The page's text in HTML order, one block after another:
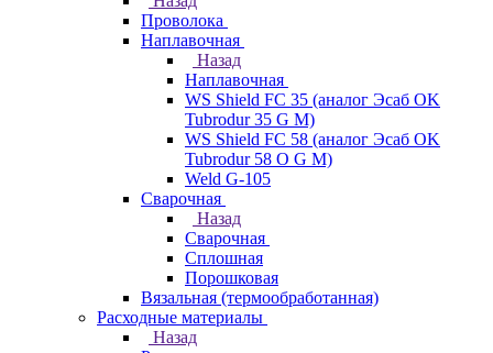
Проволока
Наплавочная
Назад
Наплавочная
WS Shield FC 35 (аналог Эсаб OK
Tubrodur 35 G M)
WS Shield FC 58 (аналог Эсаб OK
Tubrodur 58 O G M)
Weld G-105
Сварочная
Назад
Сварочная
Сплошная
Порошковая
Вязальная (термообработанная)
Расходные материалы
Назад